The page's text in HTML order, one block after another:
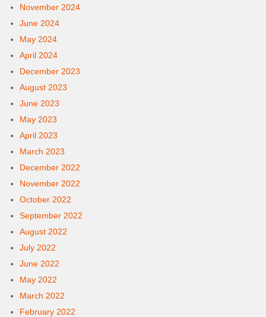
November 2024
June 2024
May 2024
April 2024
December 2023
August 2023
June 2023
May 2023
April 2023
March 2023
December 2022
November 2022
October 2022
September 2022
August 2022
July 2022
June 2022
May 2022
March 2022
February 2022